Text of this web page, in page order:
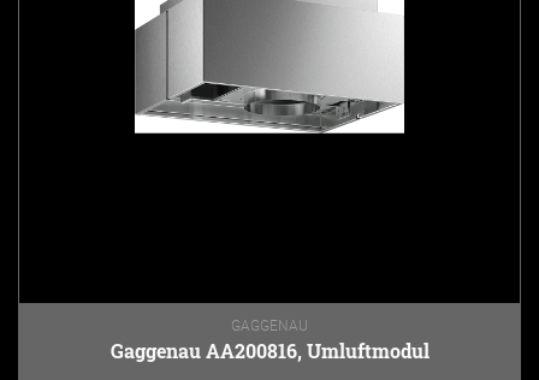
GAGGENAU
Gaggenau AA200816, Umluftmodul